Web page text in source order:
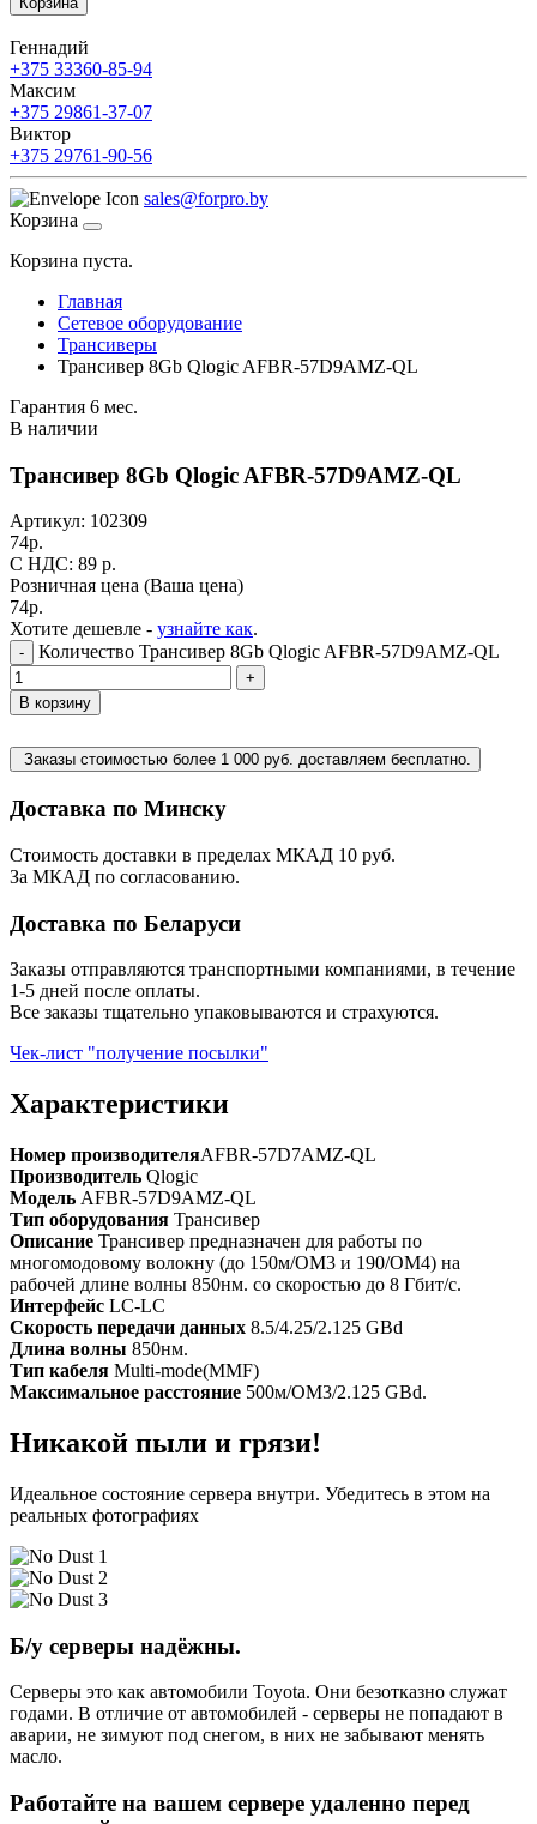
Геннадий
+375 33360-85-94
Максим
+375 29861-37-07
Виктор
+375 29761-90-56
sales@forpro.by
Корзина
Корзина пуста.
Главная
Сетевое оборудование
Трансиверы
Трансивер 8Gb Qlogic AFBR-57D9AMZ-QL
Гарантия 6 мес.
В наличии
Трансивер 8Gb Qlogic AFBR-57D9AMZ-QL
Артикул: 102309
74р.
C НДС: 89 р.
Розничная цена (Ваша цена)
74р.
Хотите дешевле - узнайте как.
- Количество Трансивер 8Gb Qlogic AFBR-57D9AMZ-QL
+
В корзину
Заказы стоимостью более 1 000 руб. доставляем бесплатно.
Доставка по Минску
Стоимость доставки в пределах МКАД 10 руб.
За МКАД по согласованию.
Доставка по Беларуси
Заказы отправляются транспортными компаниями, в течение
1-5 дней после оплаты.
Все заказы тщательно упаковываются и страхуются.
Чек-лист "получение посылки"
Характеристики
Номер производителяAFBR-57D7AMZ-QL
Производитель Qlogic
Модель AFBR-57D9AMZ-QL
Тип оборудования Трансивер
Описание Трансивер предназначен для работы по
многомодовому волокну (до 150м/OM3 и 190/OM4) на
рабочей длине волны 850нм. со скоростью до 8 Гбит/с.
Интерфейс LC-LC
Скорость передачи данных 8.5/4.25/2.125 GBd
Длина волны 850нм.
Тип кабеля Multi-mode(MMF)
Максимальное расстояние 500м/OM3/2.125 GBd.
Никакой пыли и грязи!
Идеальное состояние сервера внутри. Убедитесь в этом на
реальных фотографиях
Б/у серверы надёжны.
Серверы это как автомобили Toyota. Они безотказно служат
годами. В отличие от автомобилей - серверы не попадают в
аварии, не зимуют под снегом, в них не забывают менять
масло.
Работайте на вашем сервере удаленно перед